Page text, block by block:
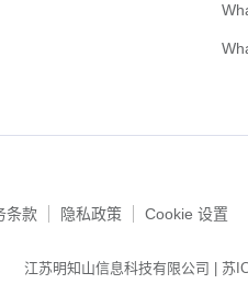
条款 隐私政策 Cookie 设置
江苏明知山信息科技有限公司 | 苏